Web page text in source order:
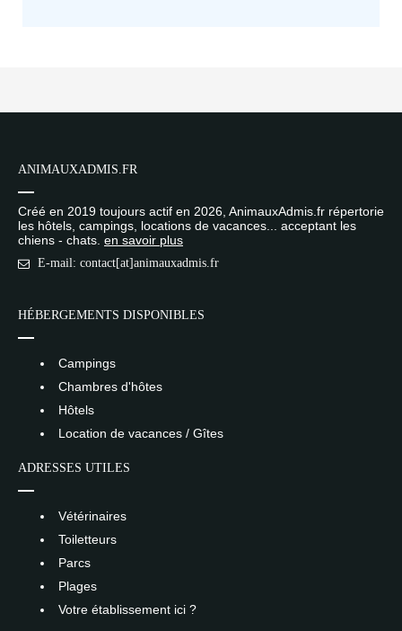
ANIMAUXADMIS.FR
Créé en 2019 toujours actif en 2026, AnimauxAdmis.fr répertorie
les hôtels, campings, locations de vacances... acceptant les
chiens - chats. en savoir plus
E-mail: contact[at]animauxadmis.fr
HÉBERGEMENTS DISPONIBLES
Campings
Chambres d'hôtes
Hôtels
Location de vacances / Gîtes
ADRESSES UTILES
Vétérinaires
Toiletteurs
Parcs
Plages
Votre établissement ici ?